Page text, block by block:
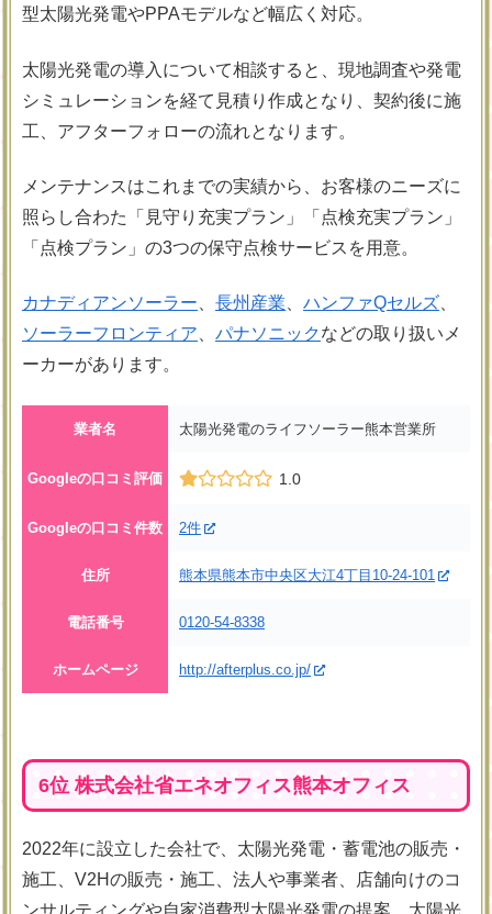
型太陽光発電やPPAモデルなど幅広く対応。
太陽光発電の導入について相談すると、現地調査や発電
シミュレーションを経て見積り作成となり、契約後に施
工、アフターフォローの流れとなります。
メンテナンスはこれまでの実績から、お客様のニーズに
照らし合わた「見守り充実プラン」「点検充実プラン」
「点検プラン」の3つの保守点検サービスを用意。
カナディアンソーラー 長州産業 ハンファQセルズ
ソーラーフロンティア
パナソニックなどの取り扱いメ
ーカーがあります。
業者名 太陽光発電のライフソーラー熊本営業所
Googleの口コミ評価 1.0
Googleの口コミ件数 2件
住所 熊本県熊本市中央区大江4丁目10-24-101
電話番号 0120-54-8338
ホームページ http://afterplus.co.jp/
6位 株式会社省エネオフィス熊本オフィス
2022年に設立した会社で、太陽光発電・蓄電池の販売・
施工、V2Hの販売・施工、法人や事業者、店舗向けのコ
ンサルティングや自家消費型太陽光発電の提案、太陽光